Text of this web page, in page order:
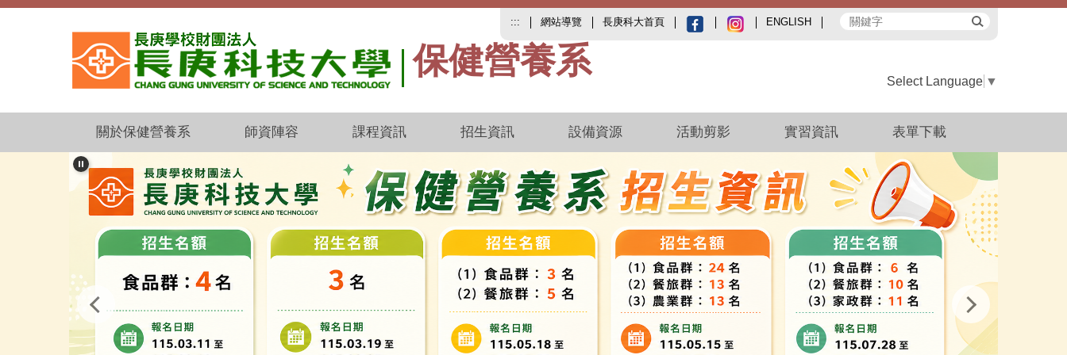
跳
保健營養系
::: 網站導覽 長庚科大首頁 ENGLISH
Select Language ▼
關於保健營養系 師資陣容 課程資訊 招生資訊 設備資源 活動剪影 實習資訊 表單下載